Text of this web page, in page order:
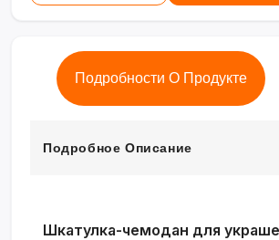
Подробности О Продукте
Подробное Описание
Шкатулка-чемодан для